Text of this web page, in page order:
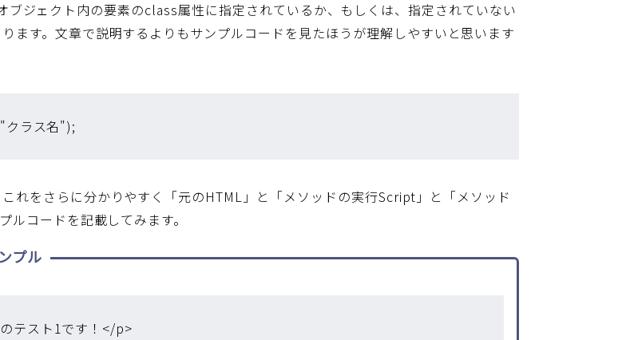
ジェクト内の要素のclass属性に指定されているか、もしくは、指定されていない
ます。文章で説明するよりもサンプルコードを見たほうが理解しやすいと思います
ラス名");
れをさらに分かりやすく「元のHTML」と「メソッドの実行Script」と「メソッド
コードを記載してみます。
プル
テスト1です！</p>